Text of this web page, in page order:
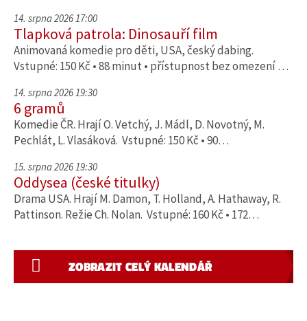
14. srpna 2026 17:00
Tlapková patrola: Dinosauří film
Animovaná komedie pro děti, USA, český dabing.
Vstupné: 150 Kč • 88 minut • přístupnost bez omezení …
14. srpna 2026 19:30
6 gramů
Komedie ČR. Hrají O. Vetchý, J. Mádl, D. Novotný, M.
Pechlát, L. Vlasáková. Vstupné: 150 Kč • 90…
15. srpna 2026 19:30
Oddysea (české titulky)
Drama USA. Hrají M. Damon, T. Holland, A. Hathaway, R.
Pattinson. Režie Ch. Nolan. Vstupné: 160 Kč • 172…
ZOBRAZIT CELÝ KALENDÁŘ